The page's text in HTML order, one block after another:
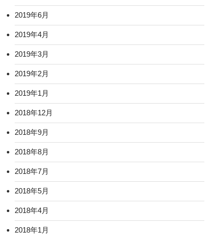
2019年6月
2019年4月
2019年3月
2019年2月
2019年1月
2018年12月
2018年9月
2018年8月
2018年7月
2018年5月
2018年4月
2018年1月